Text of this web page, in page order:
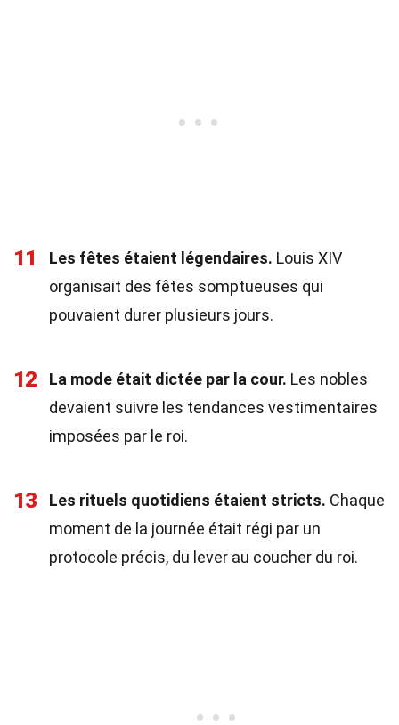
11 Les fêtes étaient légendaires. Louis XIV
organisait des fêtes somptueuses qui
pouvaient durer plusieurs jours.
12 La mode était dictée par la cour. Les nobles
devaient suivre les tendances vestimentaires
imposées par le roi.
13 Les rituels quotidiens étaient stricts. Chaque
moment de la journée était régi par un
protocole précis, du lever au coucher du roi.